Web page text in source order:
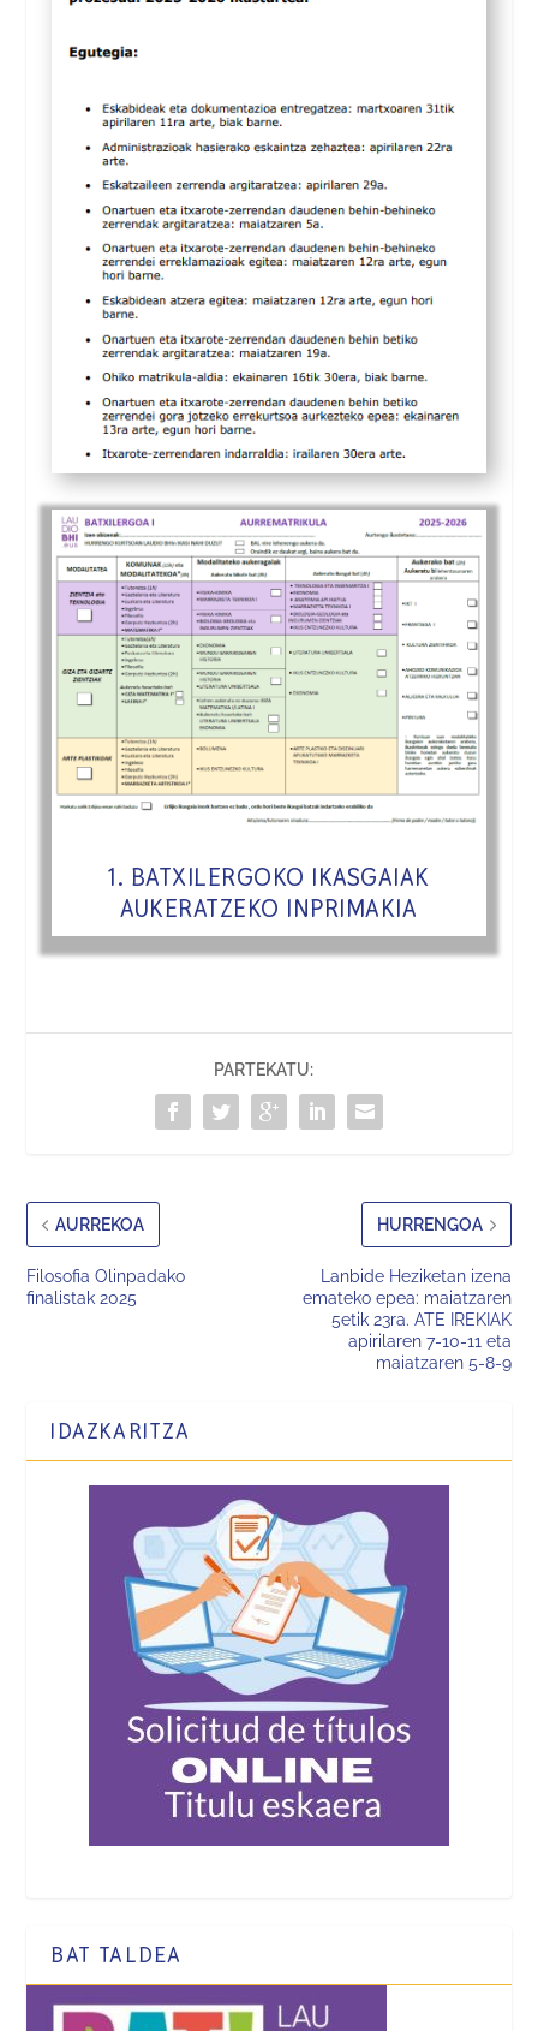
1. BATXILERGOKO IKASGAIAK
AUKERATZEKO INPRIMAKIA
PARTEKATU:
AURREKOA
Filosofia Olinpadako
finalistak 2025
HURRENGOA
Lanbide Heziketan izena
emateko epea: maiatzaren
5etik 23ra. ATE IREKIAK
apirilaren 7-10-11 eta
maiatzaren 5-8-9
IDAZKARITZA
BAT TALDEA